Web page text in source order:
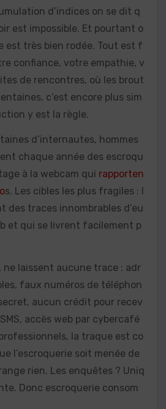
d’indices on se dit q
est impossible. Et pourtant o
est très bien rodée. Tout est f
confiance, votre empathie, v
de rencontres, où les brout
c’est encore plus sim
y est la règle.
d’internautes, hommes
chaque année des escroqu
à la webcam qui rapporten
s. Les cibles les plus fragiles : l
des traces innombrables d’eu
et qui se livrent facilement p
ne laissent aucune trace : adr
faux numéros de téléphon
aucun crédit pour recev
accès web par cybercafé
la traque est co
l’escroquerie soit menée de
rien. Les enquêtes ? Uniq
Donc escroquerie consom